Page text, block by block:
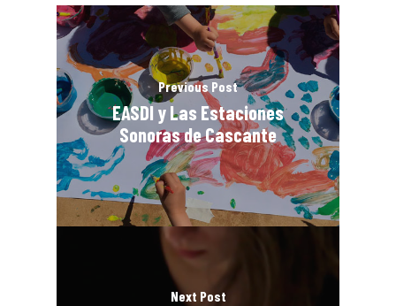
Previous Post
EASDI y Las Estaciones
Sonoras de Cascante
Next Post